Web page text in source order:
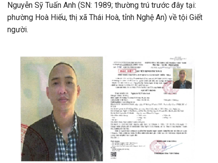
Nguyễn Sỹ Tuấn Anh (SN: 1989; thường trú trước đây tại:
phường Hoà Hiếu, thị xã Thái Hoà, tỉnh Nghệ An) về tội Giết
người.